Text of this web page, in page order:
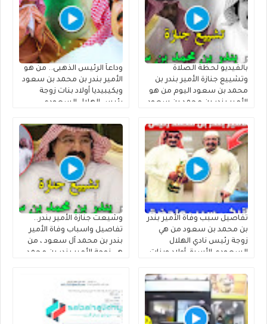
بالفيديو لحظة الصلاة
وتشييع جنازة الأمير بندر بن
محمد بن سعود اليوم من هو
الأمير بندر بن محمد بن سعود
وداعاً الرئيس الذهبى.. من هو
الأمير بندر بن محمد بن سعود
ويكيبيديا أولاد بنات زوجة
رئيس الهلال السعودي
سعود الكبير آل سعود وموعد
ومكان تشييع الجنازة السيرة
الذاتية
تفاصيل سبب وفاة الأمير بندر
بن محمد بن سعود من هي
زوجة رئيس نادي الهلال
السعودي الأسبق أولاد وبنات
الكبير آل سعود من أي قبيلة
وش يتبع
وشيعت جنازة الأمير بندر..
تفاصيل واسباب وفاة الأمير
بندر بن محمد آل سعود ، من
هي زوجة الأمير بندر بن محمد
وش يتبع